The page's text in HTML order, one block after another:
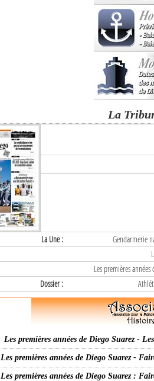
La
La Une :
Gendarmerie
Les premières
Dossier :
Les premières années de Diego Suarez -
Les premières années de Diego Suarez -
Les premières années de Diego Suarez :